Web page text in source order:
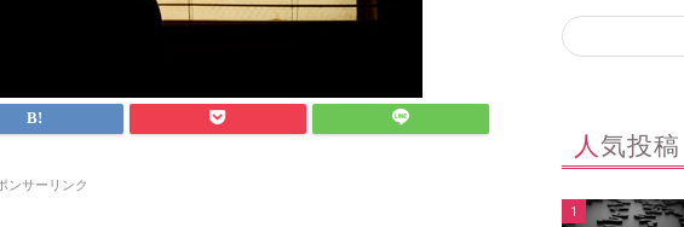
ンサーリンク
人気投稿
1